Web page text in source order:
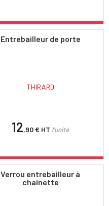
Entrebailleur de porte
THIRARD
12,90 € HT l'unité
Verrou entrebailleur à
chainette